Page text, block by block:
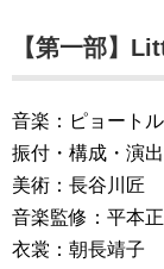
【第一部】
音楽：ピョート
振付・構成・演
美術：長谷川匠
音楽監修：平本
衣裳：朝長靖子